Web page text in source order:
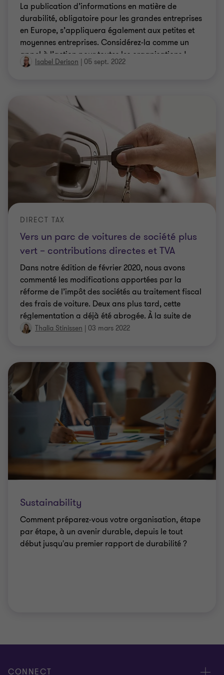
La publication d’informations en matière de
durabilité, obligatoire pour les grandes entreprises
en Europe, s’appliquera également aux petites et
moyennes entreprises. Considérez-la comme un
appel à l’action pour toutes les organisations !
Isabel Derison | 05 sept. 2022
Vers un parc de voitures de société plus
vert – contributions directes et TVA
DIRECT TAX
Dans notre édition de février 2020, nous avons
commenté les modifications apportées par la
réforme de l’impôt des sociétés au traitement fiscal
des frais de voiture. Deux ans plus tard, cette
réglementation a déjà été abrogée. À la suite de
l’accord gouvernemental conclu en mai, la nouvelle
société.
Thalia Stinissen | 03 mars 2022
Sustainability
Comment préparez-vous votre organisation, étape
par étape, à un avenir durable, depuis le tout
début jusqu'au premier rapport de durabilité ?
CONNECT